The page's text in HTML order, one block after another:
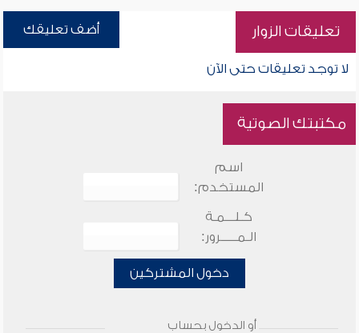
تعليقات الزوار أضف تعليقك
لا توجد تعليقات حتى الآن
مكتبتك الصوتية
اسم
المستخدم:
كـلـــمـة
الـمـــــرور:
دخول المشتركين
أو الدخول بحساب